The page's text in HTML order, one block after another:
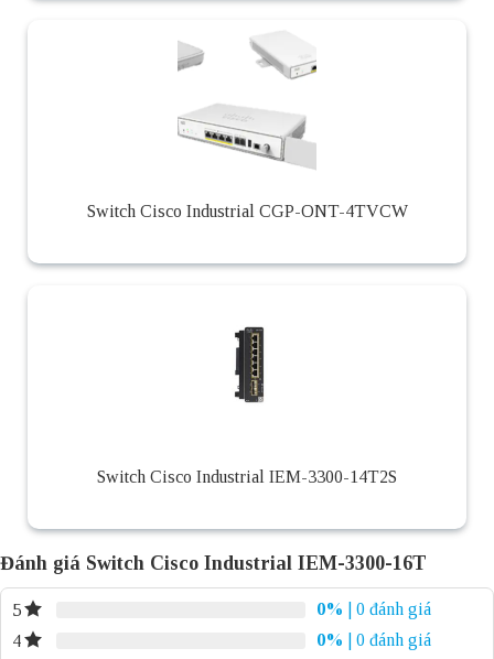
Switch Cisco Industrial CGP-ONT-4TVCW
Switch Cisco Industrial IEM-3300-14T2S
Đánh giá Switch Cisco Industrial IEM-3300-16T
5 0%
| 0 đánh giá
4
0%
| 0 đánh giá